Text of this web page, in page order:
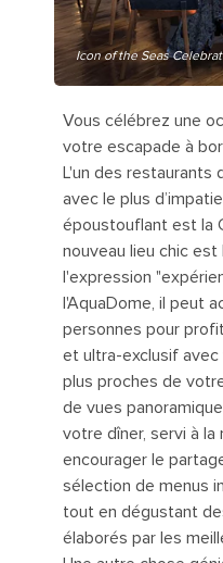
Icon of the Seas
Vous célébrez une
votre escapade à
L'un des restaurants
avec le plus
époustouflant est la
nouveau lieu chic
l'expression
l'AquaDome, il peut
personnes pour
et ultra-exclusif
plus proches de
de vues
votre dîner, servi à la
encourager le
sélection de menus
tout en dégustant
élaborés par les